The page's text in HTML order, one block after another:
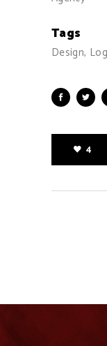
Tags
Design,
4